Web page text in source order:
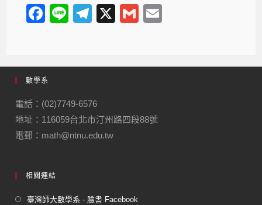
F
e
b
o
o
k
Li
T
gr
m
X
G
數學系
電話：(02)7749-6576
地址：116059台北市汀州路四段88號
電郵：math@ntnu.edu.tw
相關連結
臺灣師大數學系 - 臉書 Facebook